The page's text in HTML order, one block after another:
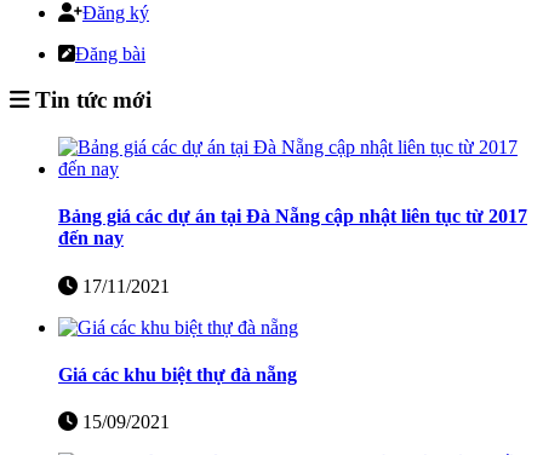
Đăng ký
Đăng bài
Tin tức mới
Bảng giá các dự án tại Đà Nẵng cập nhật liên tục từ 2017
đến nay
17/11/2021
Giá các khu biệt thự đà nẵng
15/09/2021